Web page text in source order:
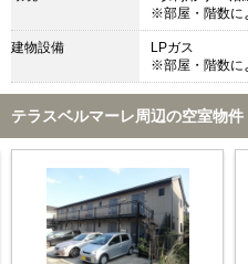
※部屋・階数に
建物設備
LPガス
※部屋・階数に
テラスベルマーレ周辺の空室物件